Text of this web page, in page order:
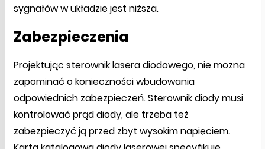
sygnałów w układzie jest niższa.
Zabezpieczenia
Projektując sterownik lasera diodowego, nie można
zapominać o konieczności wbudowania
odpowiednich zabezpieczeń. Sterownik diody musi
kontrolować prąd diody, ale trzeba też
zabezpieczyć ją przed zbyt wysokim napięciem.